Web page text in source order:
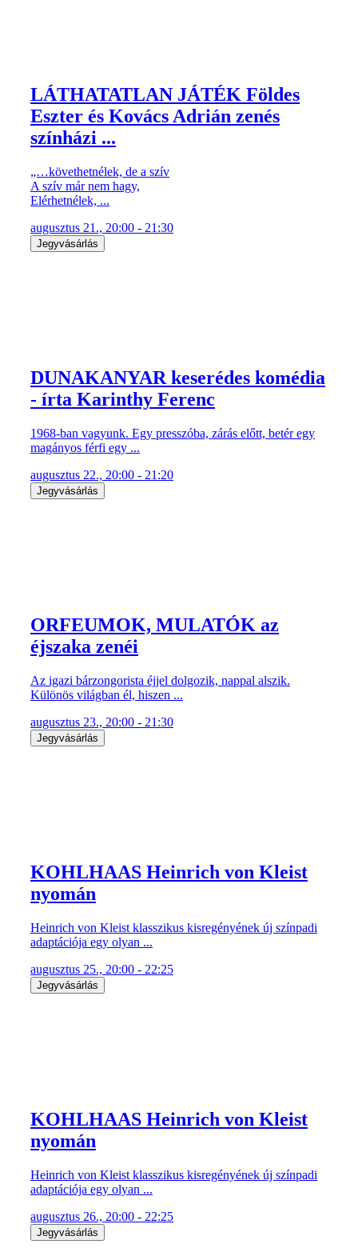
LÁTHATATLAN JÁTÉK Földes
Eszter és Kovács Adrián zenés
színházi ...
„…követhetnélek, de a szív
A szív már nem hagy,
Elérhetnélek, ...
augusztus 21., 20:00 - 21:30
Jegyvásárlás
DUNAKANYAR keserédes komédia
- írta Karinthy Ferenc
1968-ban vagyunk. Egy presszóba, zárás előtt, betér egy
magányos férfi egy ...
augusztus 22., 20:00 - 21:20
Jegyvásárlás
ORFEUMOK, MULATÓK az
éjszaka zenéi
Az igazi bárzongorista éjjel dolgozik, nappal alszik.
Különös világban él, hiszen ...
augusztus 23., 20:00 - 21:30
Jegyvásárlás
KOHLHAAS Heinrich von Kleist
nyomán
Heinrich von Kleist klasszikus kisregényének új színpadi
adaptációja egy olyan ...
augusztus 25., 20:00 - 22:25
Jegyvásárlás
KOHLHAAS Heinrich von Kleist
nyomán
Heinrich von Kleist klasszikus kisregényének új színpadi
adaptációja egy olyan ...
augusztus 26., 20:00 - 22:25
Jegyvásárlás